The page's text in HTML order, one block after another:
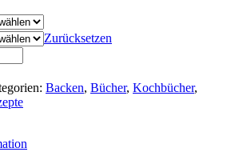
Zurücksetzen
Backen, Bücher, Kochbücher,